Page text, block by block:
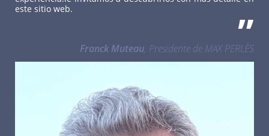
este sitio web.
”
Franck Muteau, Presidente de MAX PERLÈS